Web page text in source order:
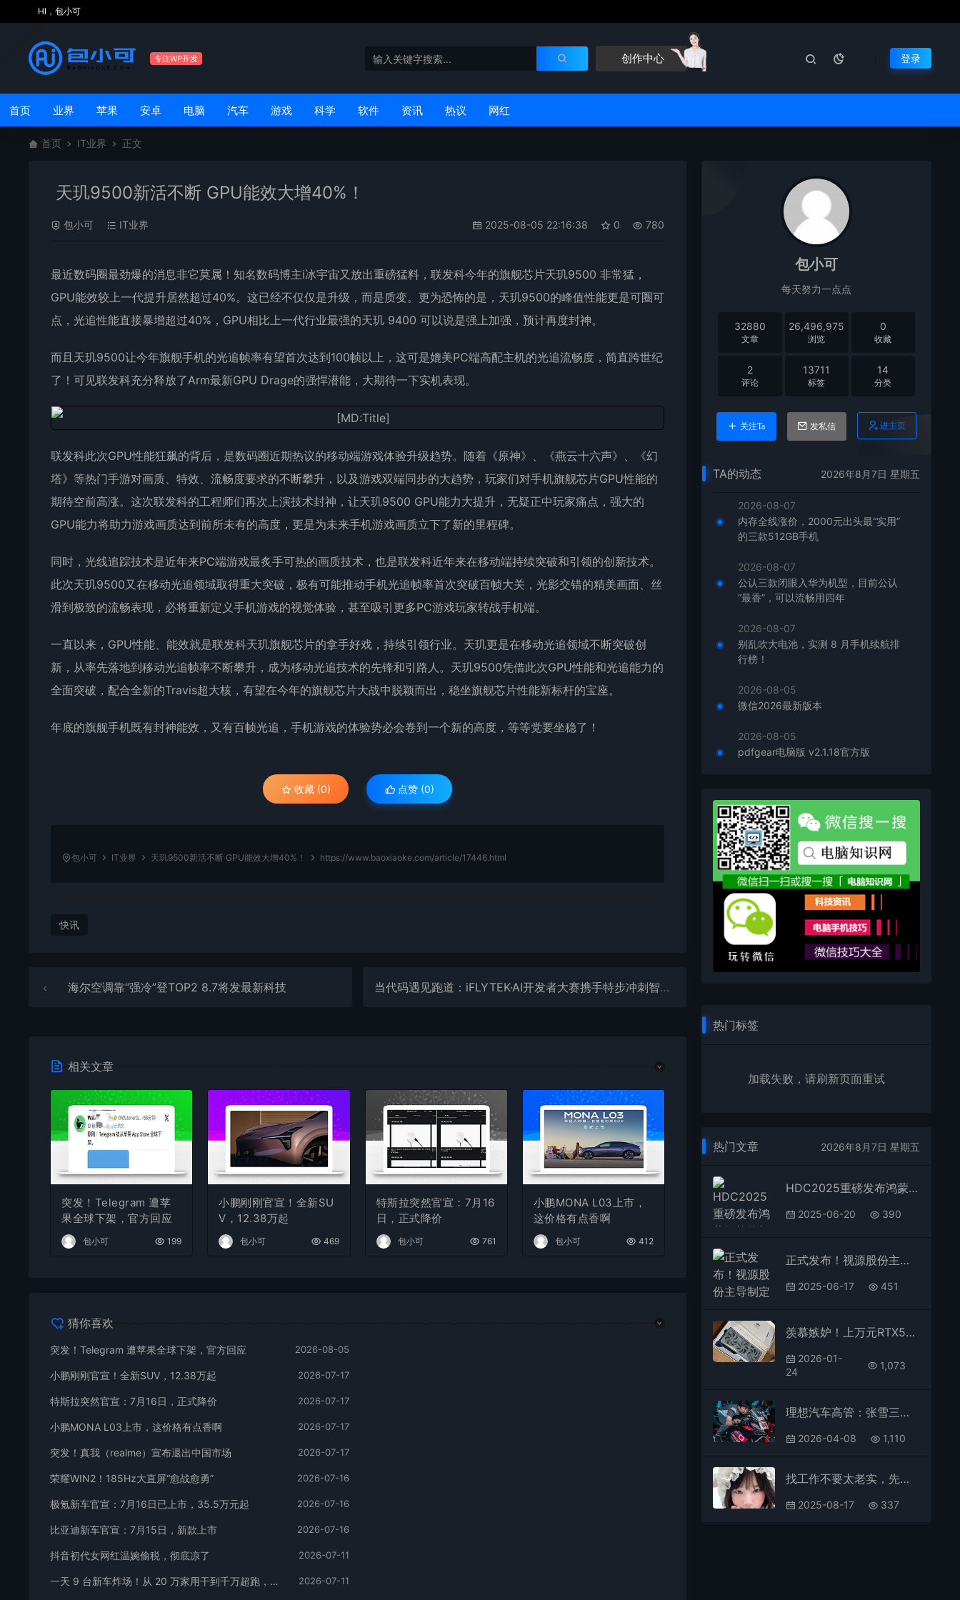
HI，包小可
专注WP开发 创作中心 登录
首页 业界 苹果 安卓 电脑 汽车 游戏 科学 软件 资讯 热议 网红
首页 IT业界 正文
天玑9500新活不断 GPU能效大增40%！
包小可 IT业界 2025-08-05 22:16:38 0 780
最近数码圈最劲爆的消息非它莫属！知名数码博主i冰宇宙又放出重磅猛料，联发科今年的旗舰芯片天玑9500 非常猛，
GPU能效较上一代提升居然超过40%。这已经不仅仅是升级，而是质变。更为恐怖的是，天玑9500的峰值性能更是可圈可
点，光追性能直接暴增超过40%，GPU相比上一代行业最强的天玑 9400 可以说是强上加强，预计再度封神。
而且天玑9500让今年旗舰手机的光追帧率有望首次达到100帧以上，这可是媲美PC端高配主机的光追流畅度，简直跨世纪
了！可见联发科充分释放了Arm最新GPU Drage的强悍潜能，大期待一下实机表现。
联发科此次GPU性能狂飙的背后，是数码圈近期热议的移动端游戏体验升级趋势。随着《原神》、《燕云十六声》、《幻
塔》等热门手游对画质、特效、流畅度要求的不断攀升，以及游戏双端同步的大趋势，玩家们对手机旗舰芯片GPU性能的
期待空前高涨。这次联发科的工程师们再次上演技术封神，让天玑9500 GPU能力大提升，无疑正中玩家痛点，强大的
GPU能力将助力游戏画质达到前所未有的高度，更是为未来手机游戏画质立下了新的里程碑。
同时，光线追踪技术是近年来PC端游戏最炙手可热的画质技术，也是联发科近年来在移动端持续突破和引领的创新技术。
此次天玑9500又在移动光追领域取得重大突破，极有可能推动手机光追帧率首次突破百帧大关，光影交错的精美画面、丝
滑到极致的流畅表现，必将重新定义手机游戏的视觉体验，甚至吸引更多PC游戏玩家转战手机端。
一直以来，GPU性能、能效就是联发科天玑旗舰芯片的拿手好戏，持续引领行业。天玑更是在移动光追领域不断突破创
新，从率先落地到移动光追帧率不断攀升，成为移动光追技术的先锋和引路人。天玑9500凭借此次GPU性能和光追能力的
全面突破，配合全新的Travis超大核，有望在今年的旗舰芯片大战中脱颖而出，稳坐旗舰芯片性能新标杆的宝座。
年底的旗舰手机既有封神能效，又有百帧光追，手机游戏的体验势必会卷到一个新的高度，等等党要坐稳了！
收藏 (0) 点赞 (0)
包小可 IT业界 天玑9500新活不断 GPU能效大增40%！ https://www.baoxiaoke.com/article/17446.html
快讯
海尔空调靠“强冷”登TOP2 8.7将发最新科技 当代码遇见跑道：iFLYTEK·AI开发者大赛携手特步冲刺智慧未来
相关文章
突发！Telegram 遭苹
果全球下架，官方回应
包小可 199
小鹏刚刚官宣！全新SU
V，12.38万起
包小可 469
特斯拉突然官宣：7月16
日，正式降价
包小可 761
小鹏MONA L03上市，
这价格有点香啊
包小可 412
猜你喜欢
突发！Telegram 遭苹果全球下架，官方回应 2026-08-05
小鹏刚刚官宣！全新SUV，12.38万起 2026-07-17
特斯拉突然官宣：7月16日，正式降价 2026-07-17
小鹏MONA L03上市，这价格有点香啊 2026-07-17
突发！真我（realme）宣布退出中国市场 2026-07-17
荣耀WIN2！185Hz大直屏“愈战愈勇” 2026-07-16
极氪新车官宣：7月16日已上市，35.5万元起 2026-07-16
比亚迪新车官宣：7月15日，新款上市 2026-07-16
抖音初代女网红温婉偷税，彻底凉了 2026-07-11
一天 9 台新车炸场！从 20 万家用干到千万超跑，全价位全覆盖 2026-07-11
包小可
每天努力一点点
32880
文章
26,496,975
浏览
0
收藏
2
评论
13711
标签
14
分类
关注Ta 发私信 进主页
TA的动态 2026年8月7日 星期五
2026-08-07
内存全线涨价，2000元出头最“实用”
的三款512GB手机
2026-08-07
公认三款闭眼入华为机型，目前公认
“最香”，可以流畅用四年
2026-08-07
别乱吹大电池，实测 8 月手机续航排
行榜！
2026-08-05
微信2026最新版本
2026-08-05
pdfgear电脑版 v2.1.18官方版
热门标签
加载失败，请刷新页面重试
热门文章 2026年8月7日 星期五
HDC2025重磅发布鸿蒙智能体框架 开启 AI 时代应用新范式
2025-06-20 390
正式发布！视源股份主导制定《面向会议场景无线传屏技术规范》团体标准
2025-06-17 451
羡慕嫉妒！上万元RTX5080订单虽取消仍送货客服：不用退、送你了
2026-01-
24
1,073
理想汽车高管：张雪三缸机绕开所有海外专利壁垒解决了国产大排摩托卡脖子问题
2026-04-08 1,110
找工作不要太老实，先混进去再说
2025-08-17 337